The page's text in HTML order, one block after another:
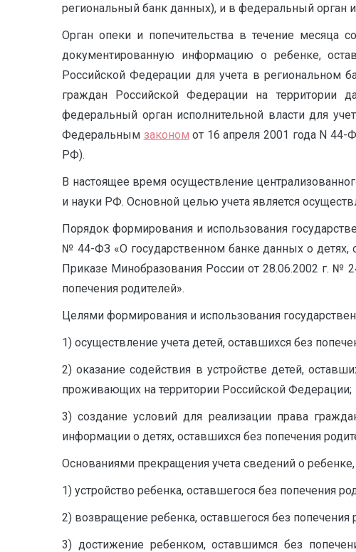
региональный банк данных), и в федеральный орган
Орган опеки и попечительства в течение месяца
документированную информацию о ребенке,
Российской Федерации для учета в региональном
граждан Российской Федерации на территории
федеральный орган исполнительной власти для
Федеральным законом от 16 апреля 2001 года N 44-
РФ).
В настоящее время осуществление
и науки РФ. Основной целью учета является
Порядок формирования и использования
№ 44-ФЗ «О государственном банке данных о детях,
Приказе Минобразования России от 28.06.2002 г. №
попечения родителей».
Целями формирования и использования
1) осуществление учета детей, оставшихся без
2) оказание содействия в устройстве детей,
проживающих на территории Российской Федерации;
3) создание условий для реализации права
информации о детях, оставшихся без попечения
Основаниями прекращения учета сведений о
1) устройство ребенка, оставшегося без попечения
2) возвращение ребенка, оставшегося без попечения
3) достижение ребенком, оставшимся без